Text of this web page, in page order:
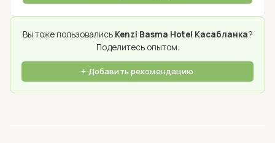
Вы тоже пользовались Kenzi Basma Hotel Касабланка?
Поделитесь опытом.
+ Добавить рекомендацию